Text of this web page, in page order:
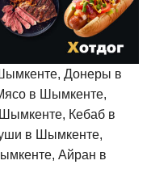
Донеры в
в Шымкенте,
Кебаб в
в Шымкенте,
Айран в